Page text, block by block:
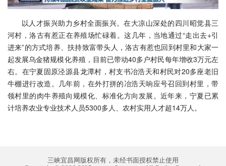
以人才振兴助力乡村全面振兴。在大凉山深处的四川昭觉县三
河村，洛古有惹正在养殖场忙碌着。这几年，当地通过“走出去+引
进来”的方式培养、扶持致富带头人，洛古有惹也回到村里和大家一
起发展乌金猪规模化养殖，目前已带动40多户村民每年增收3万元左
右。在宁夏固原泾源县龙潭村，村支书冶浩天和村民对20多座老旧
牛棚进行改造。几年前，在外打拼的冶浩天响应号召回到村里，带
领村里的肉牛养殖向规模化、标准化方向发展。近年来，宁夏已累
计培养农业专业技术人员5300多人、农村实用人才超14万人。
三峡宜昌网版权所有，未经书面授权禁止使用